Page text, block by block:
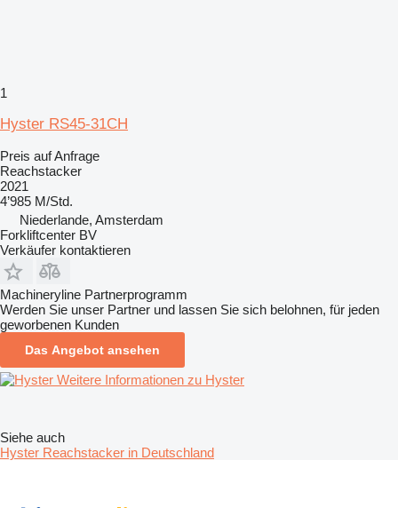
1
Hyster RS45-31CH
Preis auf Anfrage
Reachstacker
2021
4’985 M/Std.
Niederlande, Amsterdam
Forkliftcenter BV
Verkäufer kontaktieren
Machineryline Partnerprogramm
Werden Sie unser Partner und lassen Sie sich belohnen, für jeden
geworbenen Kunden
Das Angebot ansehen
Weitere Informationen zu Hyster
Siehe auch
Hyster Reachstacker in Deutschland